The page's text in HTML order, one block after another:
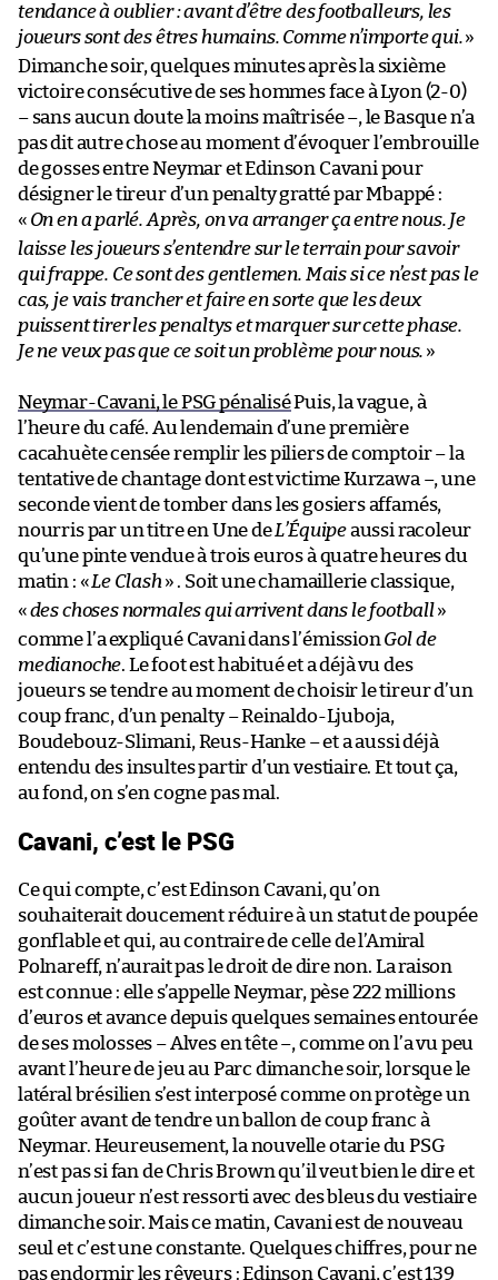
tendance à oublier : avant d’être des footballeurs, les
joueurs sont des êtres humains. Comme n’importe qui.»
Dimanche soir, quelques minutes après la sixième
victoire consécutive de ses hommes face à Lyon (2-0)
– sans aucun doute la moins maîtrisée –, le Basque n’a
pas dit autre chose au moment d’évoquer l’embrouille
de gosses entre Neymar et Edinson Cavani pour
désigner le tireur d’un penalty gratté par Mbappé :
« On en a parlé. Après, on va arranger ça entre nous. Je
laisse les joueurs s’entendre sur le terrain pour savoir
qui frappe. Ce sont des gentlemen. Mais si ce n’est pas le
cas, je vais trancher et faire en sorte que les deux
puissent tirer les penaltys et marquer sur cette phase.
Je ne veux pas que ce soit un problème pour nous. »
Neymar-Cavani, le PSG pénaliséPuis, la vague, à
l’heure du café. Au lendemain d’une première
cacahuète censée remplir les piliers de comptoir – la
tentative de chantage dont est victime Kurzawa –, une
seconde vient de tomber dans les gosiers affamés,
nourris par un titre en Une deL’Équipeaussi racoleur
qu’une pinte vendue à trois euros à quatre heures du
matin : «Le Clash » . Soit une chamaillerie classique,
«des choses normales qui arrivent dans le football»
comme l’a expliqué Cavani dans l’émission Gol de
medianoche. Le foot est habitué et a déjà vu des
joueurs se tendre au moment de choisir le tireur d’un
coup franc, d’un penalty – Reinaldo-Ljuboja,
Boudebouz-Slimani, Reus-Hanke – et a aussi déjà
entendu des insultes partir d’un vestiaire. Et tout ça,
au fond, on s’en cogne pas mal.
Cavani, c’est le PSG
Ce qui compte, c’est Edinson Cavani, qu’on
souhaiterait doucement réduire à un statut de poupée
gonflable et qui, au contraire de celle de l’Amiral
Polnareff, n’aurait pas le droit de dire non. La raison
est connue : elle s’appelle Neymar, pèse 222 millions
d’euros et avance depuis quelques semaines entourée
de ses molosses – Alves en tête –, comme on l’a vu peu
avant l’heure de jeu au Parc dimanche soir, lorsque le
latéral brésilien s’est interposé comme on protège un
goûter avant de tendre un ballon de coup franc à
Neymar. Heureusement, la nouvelle otarie du PSG
n’est pas si fan de Chris Brown qu’il veut bien le dire et
aucun joueur n’est ressorti avec des bleus du vestiaire
dimanche soir. Mais ce matin, Cavani est de nouveau
seul et c’est une constante. Quelques chiffres, pour ne
pas endormir les rêveurs : Edinson Cavani, c’est 139